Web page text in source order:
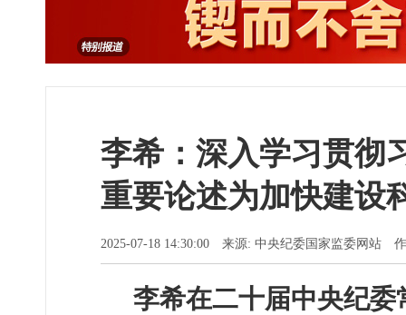
李希：深入学习贯彻
重要论述为加快建设
2025-07-18 14:30:00 来源: 中央纪委国家监委网站
李希在二十届中央纪